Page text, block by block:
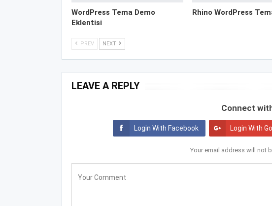
WordPress Tema Demo
Eklentisi
Rhino WordPress
PREV NEXT
LEAVE A REPLY
Connect
Login With Facebook Login With
Your email address will not